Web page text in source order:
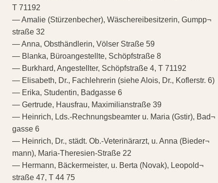
T 71192
— Amalie (Stürzenbecher), Wäschereibesitzerin, Gumpp¬
straße 32
— Anna, Obsthändlerin, Völser Straße 59
— Blanka, Büroangestellte, Schöpfstraße 8
— Burkhard, Angestellter, Schöpfstraße 4, T 71192
— Elisabeth, Dr., Fachlehrerin (siehe Alois, Dr., Koflerstr. 6)
— Erika, Studentin, Badgasse 6
— Gertrude, Hausfrau, Maximilianstraße 39
— Heinrich, Lds.-Rechnungsbeamter u. Maria (Gstir), Bad¬
gasse 6
— Heinrich, Dr., städt. Ob.-Veterinärarzt, u. Anna (Bieder¬
mann), Maria-Theresien-Straße 22
— Hermann, Bäckermeister, u. Berta (Novak), Leopold¬
straße 47, T 44 75